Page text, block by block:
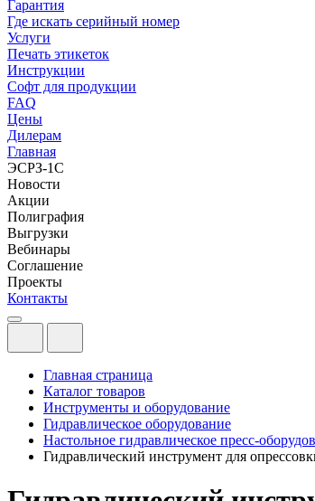
Гарантия
Где искать серийный номер
Услуги
Печать этикеток
Инструкции
Софт для продукции
FAQ
Цены
Дилерам
Главная
ЭСРЗ-1С
Новости
Акции
Полиграфия
Выгрузки
Вебинары
Соглашение
Проекты
Контакты
Главная страница
Каталог товаров
Инструменты и оборудование
Гидравлическое оборудование
Настольное гидравлическое пресс-
Гидравлический инструмент для